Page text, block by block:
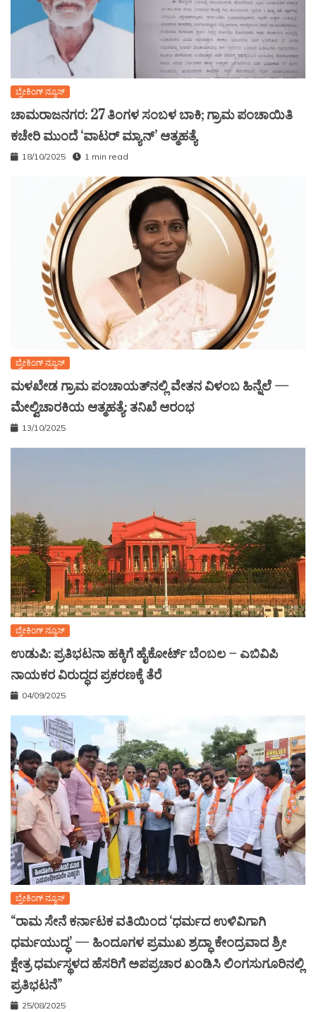
ಬ್ರೇಕಿಂಗ್ ನ್ಯೂಸ್
ಚಾಮರಾಜನಗರ: 27 ತಿಂಗಳ ಸಂಬಳ ಬಾಕಿ; ಗ್ರಾಮ ಪಂಚಾಯಿತಿ
ಕಚೇರಿ ಮುಂದೆ ‘ವಾಟರ್ ಮ್ಯಾನ್’ ಆತ್ಮಹತ್ಯೆ
18/10/2025 1 min read
ಬ್ರೇಕಿಂಗ್ ನ್ಯೂಸ್
ಮಳಖೇಡ ಗ್ರಾಮ ಪಂಚಾಯತ್‌ನಲ್ಲಿ ವೇತನ ವಿಳಂಬ ಹಿನ್ನೆಲೆ —
ಮೇಲ್ವಿಚಾರಕಿಯ ಆತ್ಮಹತ್ಯೆ: ತನಿಖೆ ಆರಂಭ
13/10/2025
ಬ್ರೇಕಿಂಗ್ ನ್ಯೂಸ್
ಉಡುಪಿ: ಪ್ರತಿಭಟನಾ ಹಕ್ಕಿಗೆ ಹೈಕೋರ್ಟ್ ಬೆಂಬಲ – ಎಬಿವಿಪಿ
ನಾಯಕರ ವಿರುದ್ಧದ ಪ್ರಕರಣಕ್ಕೆ ತೆರೆ
04/09/2025
ಬ್ರೇಕಿಂಗ್ ನ್ಯೂಸ್
“ರಾಮ ಸೇನೆ ಕರ್ನಾಟಕ ವತಿಯಿಂದ ‘ಧರ್ಮದ ಉಳಿವಿಗಾಗಿ
ಧರ್ಮಯುದ್ಧ’ — ಹಿಂದೂಗಳ ಪ್ರಮುಖ ಶ್ರದ್ಧಾ ಕೇಂದ್ರವಾದ ಶ್ರೀ
ಕ್ಷೇತ್ರ ಧರ್ಮಸ್ಥಳದ ಹೆಸರಿಗೆ ಅಪಪ್ರಚಾರ ಖಂಡಿಸಿ ಲಿಂಗಸುಗೂರಿನಲ್ಲಿ
ಪ್ರತಿಭಟನೆ”
25/08/2025